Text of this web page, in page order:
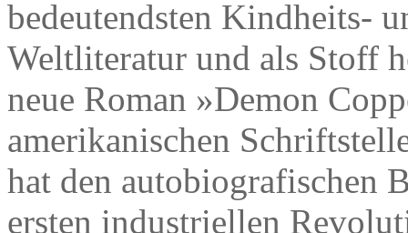
bedeutendsten Kindheits-
Weltliteratur und als Stoff
neue Roman »Demon
amerikanischen
hat den autobiografischen
ersten industriellen